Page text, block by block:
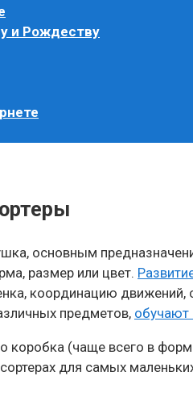
и Рождеству
основным
размер или цвет.
координацию движений,
предметов, обучают
коробка (чаще всего в
для самых